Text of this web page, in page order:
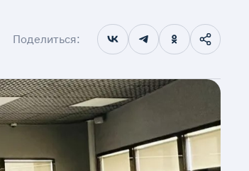
Поделиться: